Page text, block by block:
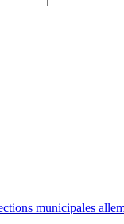
municipales